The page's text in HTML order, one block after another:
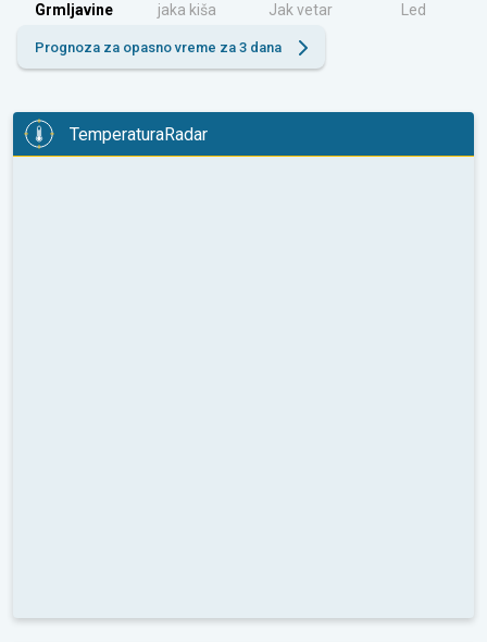
Grmljavine jaka kiša Jak vetar Led
Prognoza za opasno vreme za 3 dana
TemperaturaRadar